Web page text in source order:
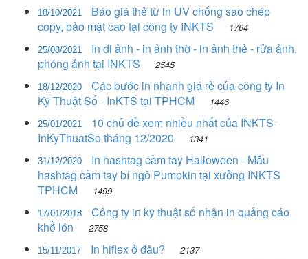
18/10/2021
Báo giá thẻ từ in UV chống sao chép
copy, bảo mật cao tại công ty INKTS
1764
25/08/2021
In di ảnh - in ảnh thờ - in ảnh thẻ - rửa ảnh,
phóng ảnh tại INKTS
2545
18/12/2020
Các bước in nhanh giá rẻ của công ty In
Kỹ Thuật Số - InKTS tại TPHCM
1446
25/01/2021
10 chủ đề xem nhiều nhất của INKTS-
InKyThuatSo tháng 12/2020
1341
31/12/2020
In hashtag cầm tay Halloween - Mẫu
hashtag cầm tay bí ngô Pumpkin tại xưởng INKTS
TPHCM
1499
17/01/2018
Công ty in kỹ thuật số nhận in quảng cáo
khổ lớn
2758
15/11/2017 In hiflex ở đâu? 2137